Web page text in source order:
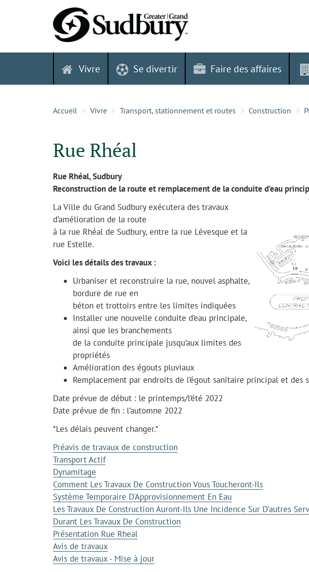
Vivre Se divertir Faire des affaires
Accueil Vivre Transport, stationnement et routes Construction
Rue Rhéal
Rue Rhéal, Sudbury
Reconstruction de la route et remplacement de la conduite d’eau
La Ville du Grand Sudbury exécutera des travaux
d’amélioration de la route
à la rue Rhéal de Sudbury, entre la rue Lévesque et la
rue Estelle.
Voici les détails des travaux :
Urbaniser et reconstruire la rue, nouvel asphalte,
bordure de rue en
béton et trottoirs entre les limites indiquées
Installer une nouvelle conduite d’eau principale,
ainsi que les branchements
de la conduite principale jusqu’aux limites des
propriétés
Amélioration des égouts pluviaux
Remplacement par endroits de l’égout sanitaire principal et des
Date prévue de début : le printemps/l’été 2022
Date prévue de fin : l’automne 2022
*Les délais peuvent changer.*
Préavis de travaux de construction
Transport Actif
Dynamitage
Comment Les Travaux De Construction Vous Toucheront-Ils
Système Temporaire D'Approvisionnement En Eau
Les Travaux De Construction Auront-Ils Une Incidence Sur D'autres
Durant Les Travaux De Construction
Présentation Rue Rheal
Avis de travaux
Avis de travaux - Mise à jour